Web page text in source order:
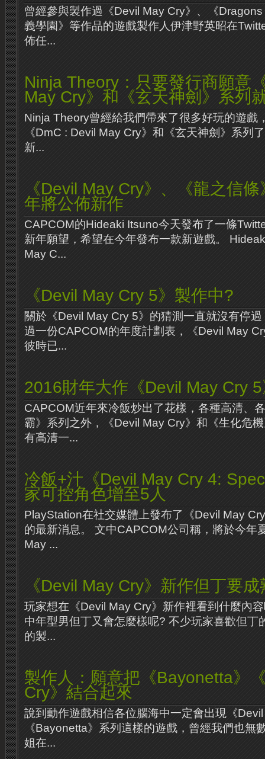
曾經參與製作過《Devil May Cry》、《
義學園》等作品的遊戲製作人伊津野英昭在
佈任...
Ninja Theory：只要發行商願意
May Cry》和《玄天神劍》系列
Ninja Theory曾經給我們帶來了很多好玩的遊戲
《DmC : Devil May Cry》和《玄天神劍》系列
新...
《Devil May Cry》、《龍之信
年將公佈新作
CAPCOM的Hideaki Itsuno今天發布了一條
新年願望，希望在今年發布一款新遊戲。
May C...
《Devil May Cry 5》製作中?
關於《Devil May Cry 5》的猜測一直就沒有停
過一份CAPCOM的年度計劃表，《Devil May
彼時已...
2016財年大作《Devil May Cry
CAPCOM近年來冷飯炒出了花樣，各種高清、
霸》系列之外，《Devil May Cry》和《生化危
有高清一...
冷飯+汁《Devil May Cry 4:
家可控角色增至5人
PlayStation在社交媒體上發布了《Devil May
的最新消息。 文中CAPCOM公司稱，將於今年
May ...
《Devil May Cry》新作但丁要
玩家想在《Devil May Cry》新作裡看到什麼內
中年型男但丁又會怎麼樣呢? 不少玩家喜歡但丁
的製...
製作人：願意把《Bayonetta》
Cry》結合起來
說到動作遊戲相信各位腦海中一定會出現《
《Bayonetta》系列這樣的遊戲，曾經我們也無
姐在...